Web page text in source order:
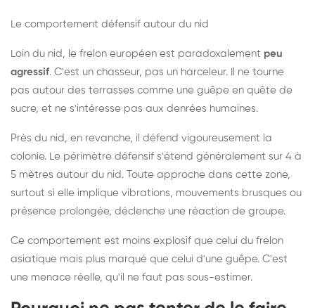
Le comportement défensif autour du nid
Loin du nid, le frelon européen est paradoxalement peu
agressif. C'est un chasseur, pas un harceleur. Il ne tourne
pas autour des terrasses comme une guêpe en quête de
sucre, et ne s'intéresse pas aux denrées humaines.
Près du nid, en revanche, il défend vigoureusement la
colonie. Le périmètre défensif s'étend généralement sur 4 à
5 mètres autour du nid. Toute approche dans cette zone,
surtout si elle implique vibrations, mouvements brusques ou
présence prolongée, déclenche une réaction de groupe.
Ce comportement est moins explosif que celui du frelon
asiatique mais plus marqué que celui d'une guêpe. C'est
une menace réelle, qu'il ne faut pas sous-estimer.